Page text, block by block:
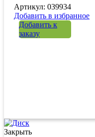
Артикул: 039934
Добавить в избранное
Добавить к
заказу
Закрыть